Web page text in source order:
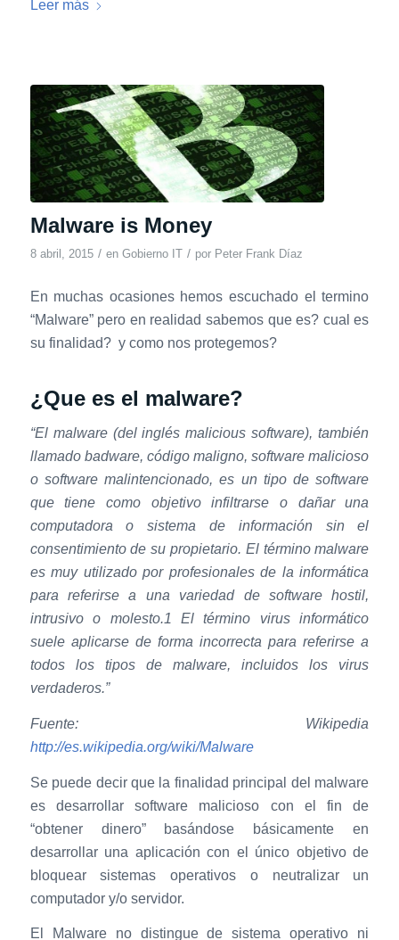
Leer más
Malware is Money
8 abril, 2015 / en Gobierno IT / por Peter Frank Díaz
En muchas ocasiones hemos escuchado el termino
“Malware” pero en realidad sabemos que es? cual es
su finalidad? y como nos protegemos?
¿Que es el malware?
“El malware (del inglés malicious software), también
llamado badware, código maligno, software malicioso
o software malintencionado, es un tipo de software
que tiene como objetivo infiltrarse o dañar una
computadora o sistema de información sin el
consentimiento de su propietario. El término malware
es muy utilizado por profesionales de la informática
para referirse a una variedad de software hostil,
intrusivo o molesto.1 El término virus informático
suele aplicarse de forma incorrecta para referirse a
todos los tipos de malware, incluidos los virus
verdaderos.”
Fuente: Wikipedia
http://es.wikipedia.org/wiki/Malware
Se puede decir que la finalidad principal del malware
es desarrollar software malicioso con el fin de
“obtener dinero” basándose básicamente en
desarrollar una aplicación con el único objetivo de
bloquear sistemas operativos o neutralizar un
computador y/o servidor.
El Malware no distingue de sistema operativo ni